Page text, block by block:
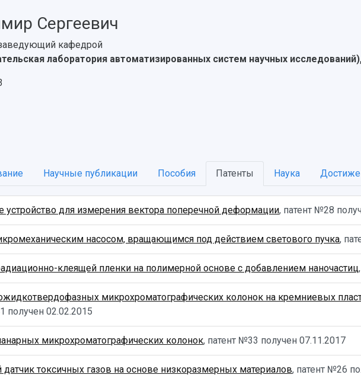
Сергеевич
кафедрой
лаборатория автоматизированных систем научных
Научные публикации Пособия Патенты Наука
устройство для измерения вектора поперечной деформации, патент №28
насосом, вращающимся под действием светового пучка,
клеящей пленки на полимерной основе с добавлением наночастиц
микрохроматографических колонок на кремниевых
получен 02.02.2015
микрохроматографических колонок, патент №33 получен07.11.2017
токсичных газов на основе низкоразмерных материалов, патент №26